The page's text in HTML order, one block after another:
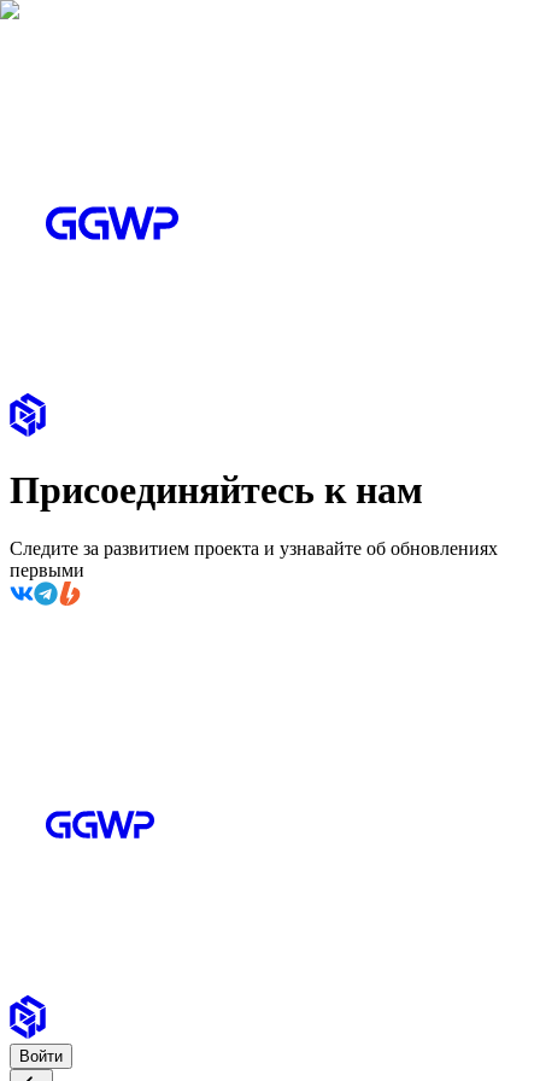
Присоединяйтесь к нам
Следите за развитием проекта и узнавайте об обновлениях
первыми
Войти